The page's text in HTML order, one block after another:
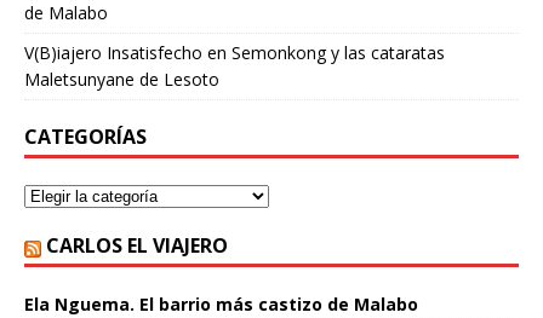
de Malabo
V(B)iajero Insatisfecho en Semonkong y las cataratas
Maletsunyane de Lesoto
CATEGORÍAS
CARLOS EL VIAJERO
Ela Nguema. El barrio más castizo de Malabo